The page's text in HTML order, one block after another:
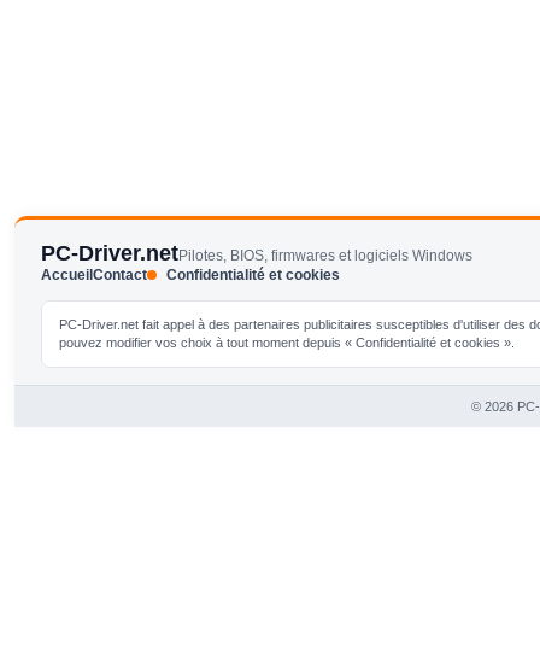
PC-Driver.netPilotes, BIOS, firmwares et logiciels Windows
AccueilContact Confidentialité et cookies
PC-Driver.net fait appel à des partenaires publicitaires susceptibles d'utiliser
pouvez modifier vos choix à tout moment depuis « Confidentialité et cookies ».
© 2026